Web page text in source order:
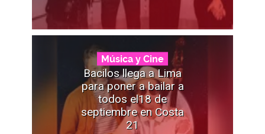
Música y Cine
Bacilos llega a Lima
para poner a bailar a
todos el18 de
septiembre en Costa
21